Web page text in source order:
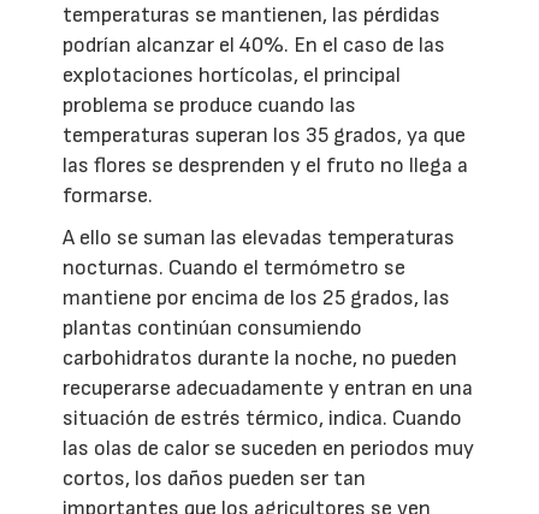
temperaturas se mantienen, las pérdidas
podrían alcanzar el 40%. En el caso de las
explotaciones hortícolas, el principal
problema se produce cuando las
temperaturas superan los 35 grados, ya que
las flores se desprenden y el fruto no llega a
formarse.
A ello se suman las elevadas temperaturas
nocturnas. Cuando el termómetro se
mantiene por encima de los 25 grados, las
plantas continúan consumiendo
carbohidratos durante la noche, no pueden
recuperarse adecuadamente y entran en una
situación de estrés térmico, indica. Cuando
las olas de calor se suceden en periodos muy
cortos, los daños pueden ser tan
importantes que los agricultores se ven